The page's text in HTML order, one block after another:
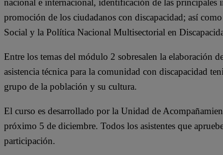
nacional e internacional, identificación de las principales
promoción de los ciudadanos con discapacidad; así
Social y la Política Nacional Multisectorial en
Entre los temas del módulo 2 sobresalen la elaboración
asistencia técnica para la comunidad con discapacidad
grupo de la población y su cultura.
El curso es desarrollado por la Unidad de
próximo 5 de diciembre. Todos los asistentes que
participación.